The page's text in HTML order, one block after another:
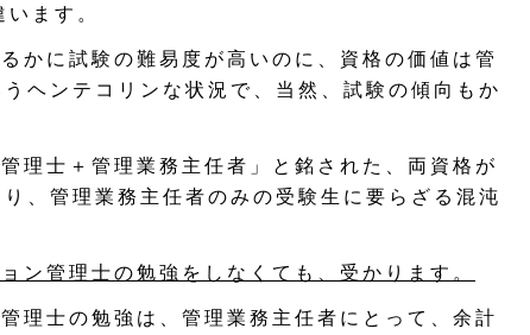
ます。
かに試験の難易度が高いのに、資格の価値は管
ヘンテコリンな状況で、当然、試験の傾向もか
理士＋管理業務主任者」と銘された、両資格が
、管理業務主任者のみの受験生に要らざる混沌
ン管理士の勉強をしなくても、受かります。
理士の勉強は、管理業務主任者にとって、余計